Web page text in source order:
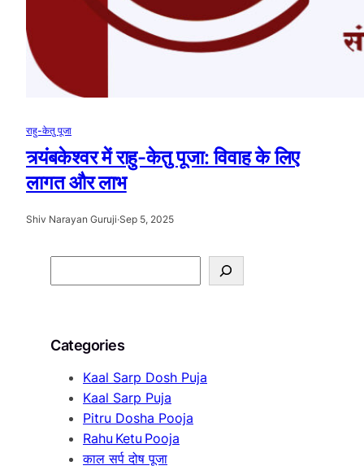
राहु-केतु पूजा
त्र्यंबकेश्वर में राहु-केतु पूजा: विवाह के लिए
लागत और लाभ
Shiv Narayan Guruji·Sep 5, 2025
e
c
Categories
Kaal Sarp Dosh Puja
Kaal Sarp Puja
Pitru Dosha Pooja
Rahu Ketu Pooja
काल सर्प दोष पूजा